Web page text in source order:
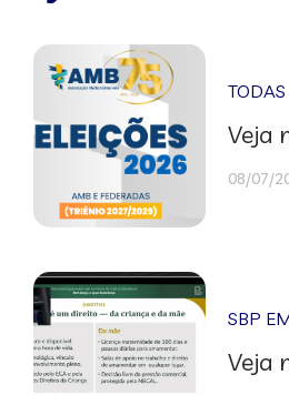
Veja
08/07/
SBP
Veja